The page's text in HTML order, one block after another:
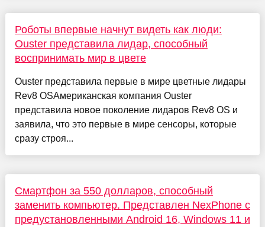
Роботы впервые начнут видеть как люди:
Ouster представила лидар, способный
воспринимать мир в цвете
Ouster представила первые в мире цветные лидары
Rev8 OSАмериканская компания Ouster
представила новое поколение лидаров Rev8 OS и
заявила, что это первые в мире сенсоры, которые
сразу строя...
Смартфон за 550 долларов, способный
заменить компьютер. Представлен NexPhone с
предустановленными Android 16, Windows 11 и